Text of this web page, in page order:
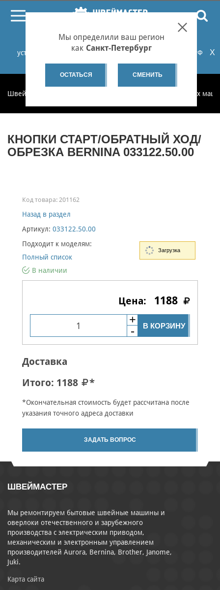
При проблемах с онлайн-оплатой заказов на сайте
установите российские сертификаты НУЦ Минцифры РФ
или используйте Яндекс.Браузер.Подробнее...
X
Мы определили ваш регион
как Санкт-Петербург
ОСТАТЬСЯ СМЕНИТЬ
Швеймастер Запчасти для бытовых швейных
КНОПКИ СТАРТ/ОБРАТНЫЙ ХОД/
ОБРЕЗКА BERNINA 033122.50.00
Код товара: 201162
Назад в раздел
Артикул: 033122.50.00
Подходит к моделям:
Полный список
В наличии
1188
В КОРЗИНУ
Доставка
Итого: 1188 *
*Окончательная стоимость будет рассчитана после
указания точного адреса доставки
ЗАДАТЬ ВОПРОС
ШВЕЙМАСТЕР
Мы ремонтируем бытовые швейные машины и
оверлоки отечественного и зарубежного
производства с электрическим приводом,
механическим и электронным управлением
производителей Aurora, Bernina, Brother, Janome,
Juki.
Карта сайта
Загрузка